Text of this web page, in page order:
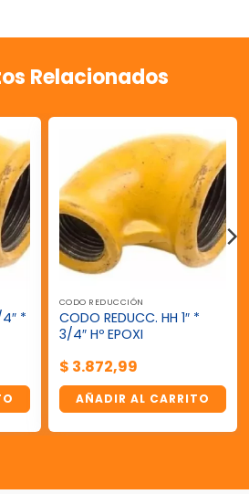
Relacionados
4″ *
CODO REDUCCIÓN
CODO REDUCC. HH 1″ *
3/4″ Hº EPOXI
$ 3.872,99
AÑADIR AL CARRITO